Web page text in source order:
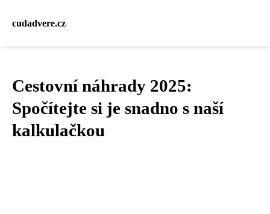
cudadvere.cz
Cestovní náhrady 2025:
Spočítejte si je snadno s naší
kalkulačkou